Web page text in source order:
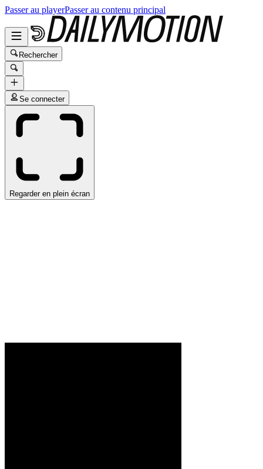
Passer au playerPasser au contenu principal
Rechercher
Se connecter
Regarder en plein écran